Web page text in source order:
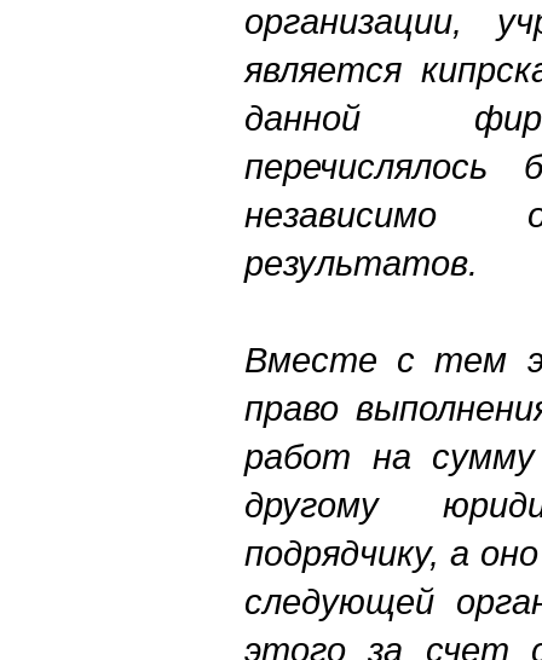
организации,
является
данной
независимо
результатов.
Вместе с тем
право
работ на
другому
подрядчику, а
следующей
этого за счет